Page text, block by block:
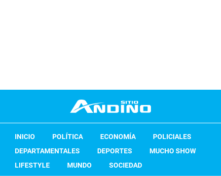
INICIO POLÍTICA ECONOMÍA
POLICIALES
DEPARTAMENTALES
DEPORTES
MUCHO SHOW
LIFESTYLE
MUNDO SOCIEDAD